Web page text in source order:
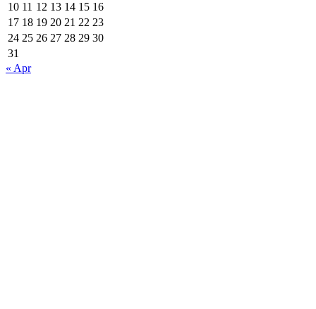
10 11 12 13 14 15 16
17 18 19 20 21 22 23
24 25 26 27 28 29 30
31
« Apr